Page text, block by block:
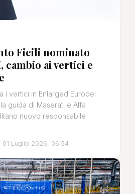
Ficili nominato
cambio ai vertici e
i vertici in Enlarged Europe:
guida di Maserati e Alfa
nuovo responsabile
· 01 Luglio 2026, 06:54